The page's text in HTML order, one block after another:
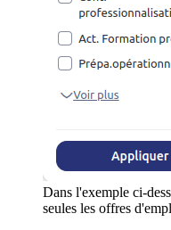
Dans l'exemple ci-
seules les offres